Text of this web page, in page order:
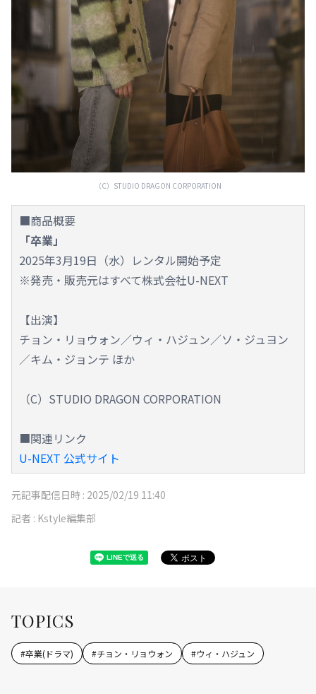
（C）STUDIO DRAGON CORPORATION
■商品概要
「卒業」
2025年3月19日（水）レンタル開始予定
※発売・販売元はすべて株式会社U-NEXT
【出演】
チョン・リョウォン／ウィ・ハジュン／ソ・ジュヨン
／キム・ジョンテ ほか
（C）STUDIO DRAGON CORPORATION
■関連リンク
U-NEXT 公式サイト
元記事配信日時 : 2025/02/19 11:40
記者 : Kstyle編集部
TOPICS
#卒業(ドラマ) #チョン・リョウォン #ウィ・ハジュン